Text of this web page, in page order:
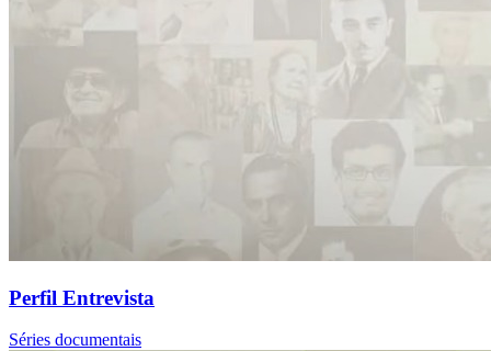
Perfil Entrevista
Séries documentais